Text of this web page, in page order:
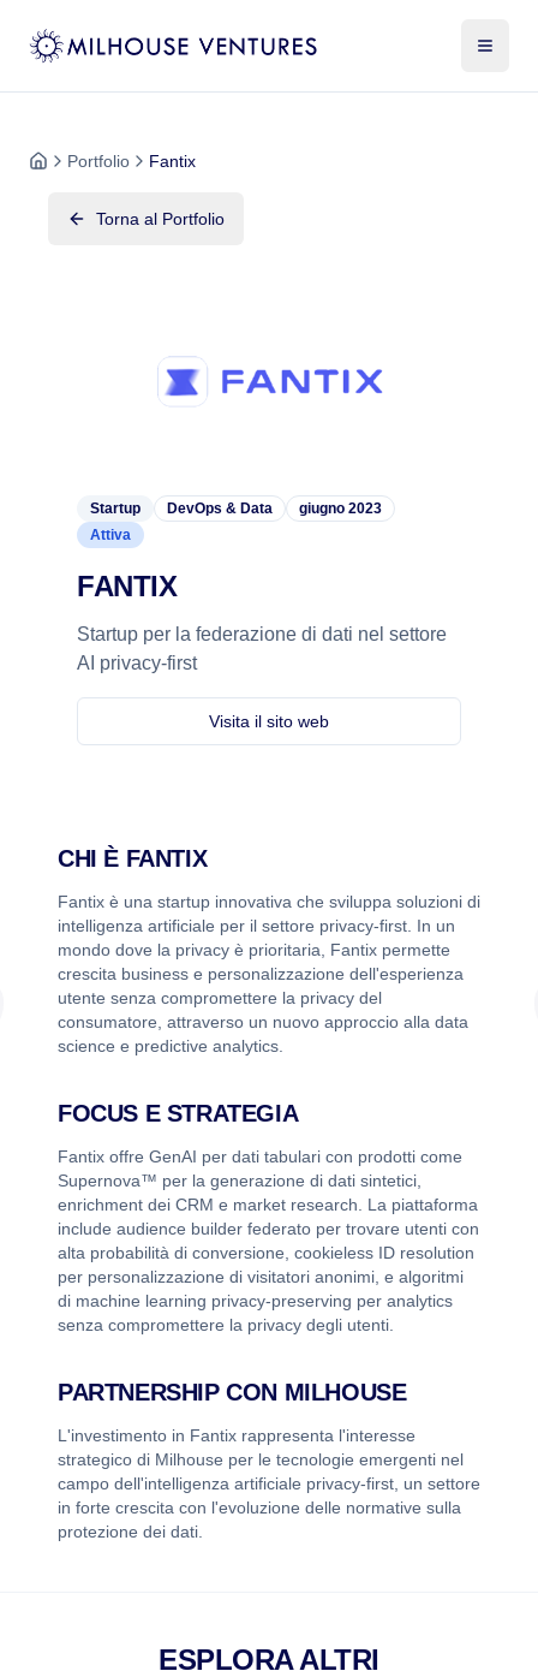
Portfolio Fantix
Torna al Portfolio
Startup DevOps & Data
giugno 2023
Attiva
FANTIX
Startup per la federazione di dati nel settore
AI privacy-first
Visita il sito web
CHI È FANTIX
Fantix è una startup innovativa che sviluppa soluzioni di
intelligenza artificiale per il settore privacy-first. In un
mondo dove la privacy è prioritaria, Fantix permette
crescita business e personalizzazione dell'esperienza
utente senza compromettere la privacy del
consumatore, attraverso un nuovo approccio alla data
science e predictive analytics.
FOCUS E STRATEGIA
Fantix offre GenAI per dati tabulari con prodotti come
Supernova™️ per la generazione di dati sintetici,
enrichment dei CRM e market research. La piattaforma
include audience builder federato per trovare utenti con
alta probabilità di conversione, cookieless ID resolution
per personalizzazione di visitatori anonimi, e algoritmi
di machine learning privacy-preserving per analytics
senza compromettere la privacy degli utenti.
PARTNERSHIP CON MILHOUSE
L'investimento in Fantix rappresenta l'interesse
strategico di Milhouse per le tecnologie emergenti nel
campo dell'intelligenza artificiale privacy-first, un settore
in forte crescita con l'evoluzione delle normative sulla
protezione dei dati.
ESPLORA ALTRI